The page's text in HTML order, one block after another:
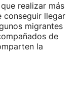
realizar más
conseguir llegar
migrantes
de
la